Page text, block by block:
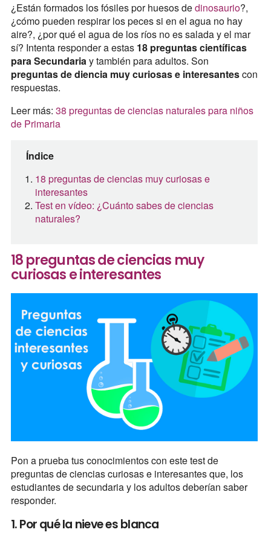
¿Están formados los fósiles por huesos dedinosaurio?,
¿cómo pueden respirar los peces si en el agua no hay
aire?, ¿por qué el agua de los ríos no es salada y el mar
sí? Intenta responder a estas 18 preguntas científicas
para Secundariay también para adultos. Son
preguntas de diencia muy curiosas e interesantescon
respuestas.
Leer más: 38 preguntas de ciencias naturales para niños
de Primaria
Índice
18 preguntas de ciencias muy curiosas e
interesantes
Test en vídeo: ¿Cuánto sabes de ciencias
naturales?
18 preguntas de ciencias muy
curiosas e interesantes
Pon a prueba tus conocimientos con este test de
preguntas de ciencias curiosas e interesantes que, los
estudiantes de secundaria y los adultos deberían saber
responder.
1. Por qué la nieve es blanca